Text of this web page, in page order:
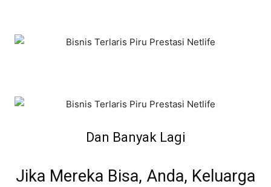
Dan Banyak Lagi
Jika Mereka Bisa, Anda, Keluarga